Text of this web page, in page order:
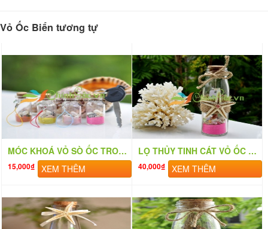
Vỏ Ốc Biển tương tự
MÓC KHOÁ VỎ SÒ ỐC TRONG LỌ THỦY TINH 6×2 MK_01
15,000₫ XEM THÊM
LỌ THỦY TINH CÁT VỎ ỐC 15×5 MB155 (MESSAGE BOTTLE)
40,000₫ XEM THÊM